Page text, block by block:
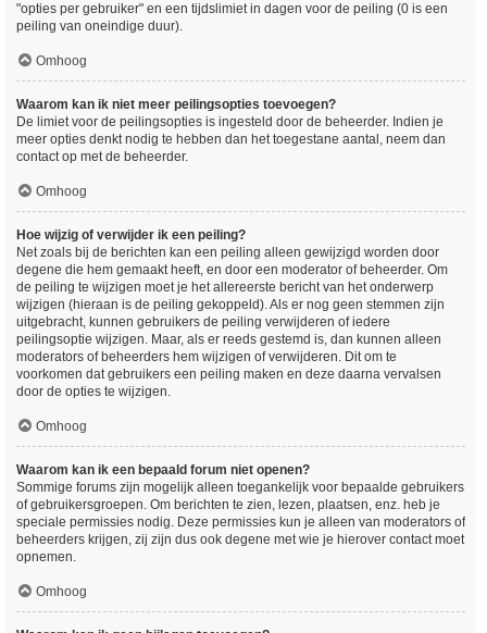
"opties per gebruiker" en een tijdslimiet in dagen voor de peiling (0 is een
peiling van oneindige duur).
Omhoog
Waarom kan ik niet meer peilingsopties toevoegen?
De limiet voor de peilingsopties is ingesteld door de beheerder. Indien je
meer opties denkt nodig te hebben dan het toegestane aantal, neem dan
contact op met de beheerder.
Omhoog
Hoe wijzig of verwijder ik een peiling?
Net zoals bij de berichten kan een peiling alleen gewijzigd worden door
degene die hem gemaakt heeft, en door een moderator of beheerder. Om
de peiling te wijzigen moet je het allereerste bericht van het onderwerp
wijzigen (hieraan is de peiling gekoppeld). Als er nog geen stemmen zijn
uitgebracht, kunnen gebruikers de peiling verwijderen of iedere
peilingsoptie wijzigen. Maar, als er reeds gestemd is, dan kunnen alleen
moderators of beheerders hem wijzigen of verwijderen. Dit om te
voorkomen dat gebruikers een peiling maken en deze daarna vervalsen
door de opties te wijzigen.
Omhoog
Waarom kan ik een bepaald forum niet openen?
Sommige forums zijn mogelijk alleen toegankelijk voor bepaalde gebruikers
of gebruikersgroepen. Om berichten te zien, lezen, plaatsen, enz. heb je
speciale permissies nodig. Deze permissies kun je alleen van moderators of
beheerders krijgen, zij zijn dus ook degene met wie je hierover contact moet
opnemen.
Omhoog